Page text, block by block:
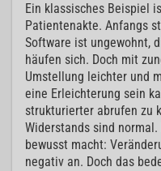
Ein klassisches Beispiel
Patientenakte. Anfangs
Software ist ungewohnt,
häufen sich. Doch mit
Umstellung leichter und
eine Erleichterung sein
strukturierter abrufen zu
Widerstands sind
bewusst macht:
negativ an. Doch das